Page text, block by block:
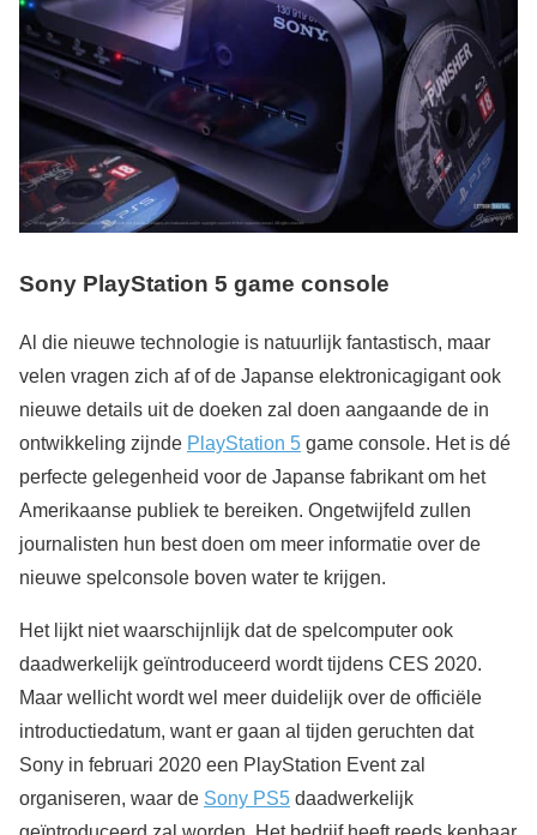
Sony PlayStation 5 game console
Al die nieuwe technologie is natuurlijk fantastisch, maar
velen vragen zich af of de Japanse elektronicagigant ook
nieuwe details uit de doeken zal doen aangaande de in
ontwikkeling zijnde PlayStation 5 game console. Het is dé
perfecte gelegenheid voor de Japanse fabrikant om het
Amerikaanse publiek te bereiken. Ongetwijfeld zullen
journalisten hun best doen om meer informatie over de
nieuwe spelconsole boven water te krijgen.
Het lijkt niet waarschijnlijk dat de spelcomputer ook
daadwerkelijk geïntroduceerd wordt tijdens CES 2020.
Maar wellicht wordt wel meer duidelijk over de officiële
introductiedatum, want er gaan al tijden geruchten dat
Sony in februari 2020 een PlayStation Event zal
organiseren, waar de Sony PS5 daadwerkelijk